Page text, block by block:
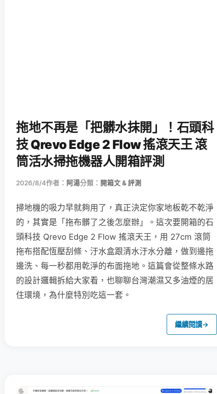
拖地不再是「把髒水抹開」！石頭科
技 Qrevo Edge 2 Flow 搖滾天王 滾
筒活水掃拖機器人開箱評測
2026/8/4作者： 阿湯分類： 開箱文 & 評測
掃地機的吸力早就夠用了，真正決定你家地板乾不乾淨
的，其實是「拖布髒了之後怎麼辦」。這次要開箱的石
頭科技 Qrevo Edge 2 Flow 搖滾天王，用 27cm 滾筒
拖布搭配恆壓刮條、汙水盒跟清水汙水分離，做到邊拖
邊洗、每一秒都用乾淨的布面拖地。這篇會從整條水路
的設計邏輯拆給大家看，也聊聊台灣潮濕又多油煙的居
住環境，為什麼特別吃這一套。
繼續閱讀→